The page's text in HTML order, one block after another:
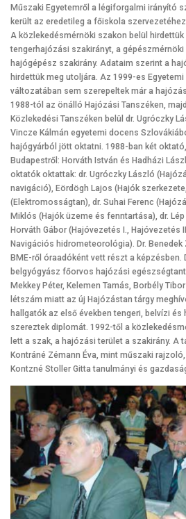
Műszaki Egyetemről a légiforgalmi irányító
került az eredetileg a főiskola
A közlekedésmérnöki szakon belül
tengerhajózási szakirányt, a
hajógépész szakirány. Adataim szerint a
hirdettük meg utoljára. Az 1999-es
változatában sem szerepeltek már a
1988-tól az önálló Hajózási Tanszéken,
Közlekedési Tanszéken belül dr. Ugróczky
Vincze Kálmán egyetemi docens
hajógyárból jött oktatni. 1988-ban két
Budapestről: Horváth István és Hadházi
oktatók oktattak: dr. Ugróczky László
navigáció), Eördögh Lajos (Hajók
(Elektromosságtan), dr. Suhai Ferenc
Miklós (Hajók üzeme és fenntartása), dr.
Horváth Gábor (Hajóvezetés I., Hajóvezetés
Navigációs hidrometeorológia). Dr.
BME-ről óraadóként vett részt a képzésben.
belgyógyász főorvos hajózási
Mekkey Péter, Kelemen Tamás, Borbély
létszám miatt az új Hajózástan tárgy
hallgatók az első években tengeri, belvízi
szereztek diplomát. 1992-től a
lett a szak, a hajózási terület a szakirány. A
Kontráné Zémann Éva, mint műszaki
Kontzné Stoller Gitta tanulmányi és